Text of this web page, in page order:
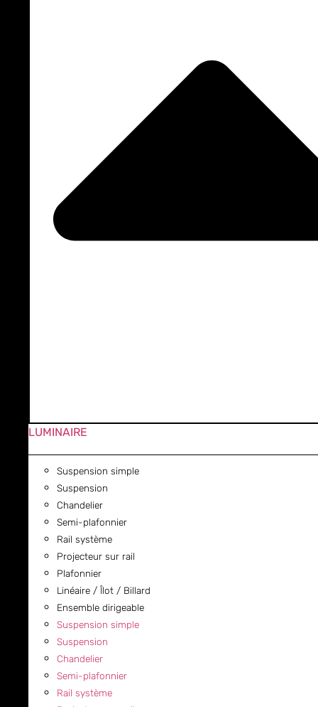
LUMINAIRE
Suspension simple
Suspension
Chandelier
Semi-plafonnier
Rail système
Projecteur sur rail
Plafonnier
Linéaire / Îlot / Billard
Ensemble dirigeable
Suspension simple
Suspension
Chandelier
Semi-plafonnier
Rail système